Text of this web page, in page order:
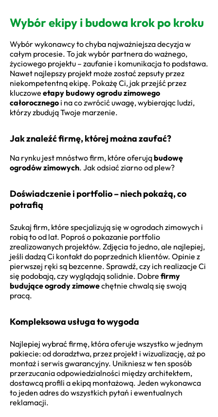
Wybór ekipy i budowa krok po kroku
Wybór wykonawcy to chyba najważniejsza decyzja w
całym procesie. To jak wybór partnera do ważnego,
życiowego projektu – zaufanie i komunikacja to podstawa.
Nawet najlepszy projekt może zostać zepsuty przez
niekompetentną ekipę. Pokażę Ci, jak przejść przez
kluczowe etapy budowy ogrodu zimowego
całorocznego i na co zwrócić uwagę, wybierając ludzi,
którzy zbudują Twoje marzenie.
Jak znaleźć firmę, której można zaufać?
Na rynku jest mnóstwo firm, które oferująbudowę
ogrodów zimowych. Jak odsiać ziarno od plew?
Doświadczenie i portfolio – niech pokażą, co
potrafią
Szukaj firm, które specjalizują się w ogrodach zimowych i
robią to od lat. Poproś o pokazanie portfolio
zrealizowanych projektów. Zdjęcia to jedno, ale najlepiej,
jeśli dadzą Ci kontakt do poprzednich klientów. Opinie z
pierwszej ręki są bezcenne. Sprawdź, czy ich realizacje Ci
się podobają, czy wyglądają solidnie. Dobre firmy
budujące ogrody zimowechętnie chwalą się swoją
pracą.
Kompleksowa usługa to wygoda
Najlepiej wybrać firmę, która oferuje wszystko w jednym
pakiecie: od doradztwa, przez projekt i wizualizację, aż po
montaż i serwis gwarancyjny. Unikniesz w ten sposób
przerzucania odpowiedzialności między architektem,
dostawcą profili a ekipą montażową. Jeden wykonawca
to jeden adres do wszystkich pytań i ewentualnych
reklamacji.